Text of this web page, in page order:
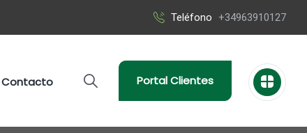
Teléfono +34963910127
Contacto Portal Clientes